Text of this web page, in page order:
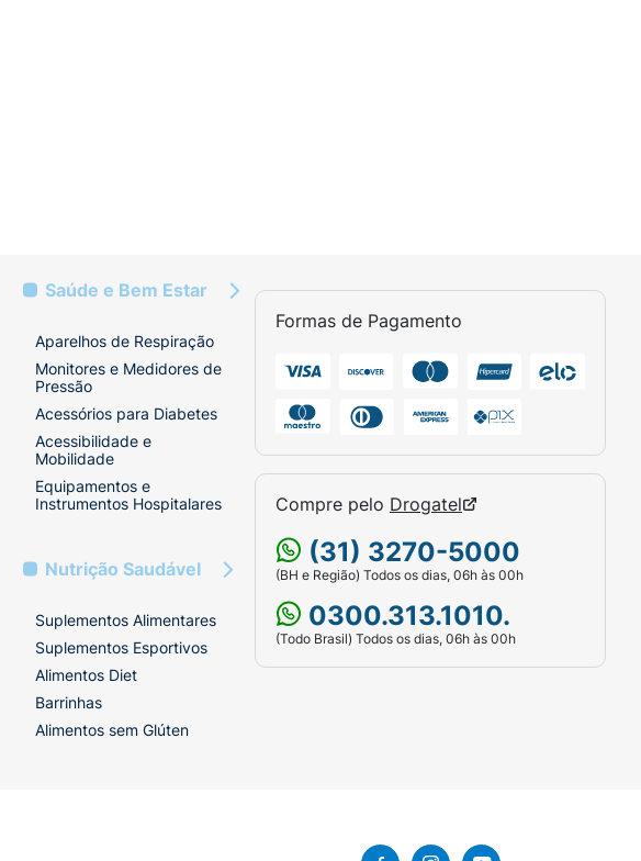
Saúde e Bem Estar
Aparelhos de Respiração
Monitores e Medidores de
Pressão
Acessórios para Diabetes
Acessibilidade e
Mobilidade
Equipamentos e
Instrumentos Hospitalares
Nutrição Saudável
Suplementos Alimentares
Suplementos Esportivos
Alimentos Diet
Barrinhas
Alimentos sem Glúten
Formas de Pagamento
Compre pelo Drogatel
(31) 3270-5000
(BH e Região) Todos os dias, 06h às 00h
0300.313.1010.
(Todo Brasil) Todos os dias, 06h às 00h